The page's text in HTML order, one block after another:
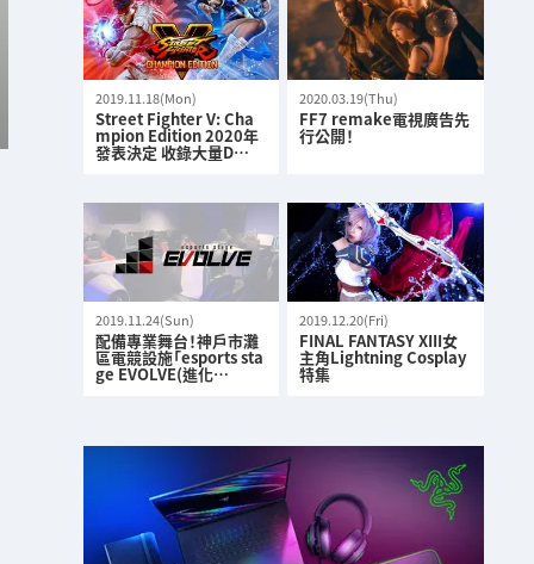
2019.11.18(Mon)
Street Fighter V: Cha
mpion Edition 2020年
發表決定 收錄大量D…
2020.03.19(Thu)
FF7 remake電視廣告先
行公開！
2019.11.24(Sun)
配備專業舞台！神戶市灘
區電競設施「esports sta
ge EVOLVE(進化…
2019.12.20(Fri)
FINAL FANTASY XIII女
主角Lightning Cosplay
特集